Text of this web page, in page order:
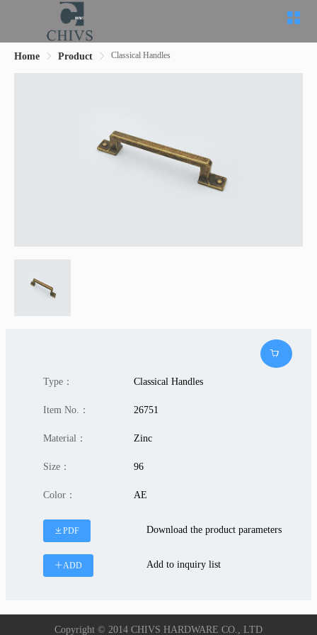
Home Product Classical Handles
Type： Classical Handles
Item No.： 26751
Material： Zinc
Size： 96
Color： AE
PDF Download the product parameters
ADD Add to inquiry list
Copyright © 2014 CHIVS HARDWARE CO., LTD